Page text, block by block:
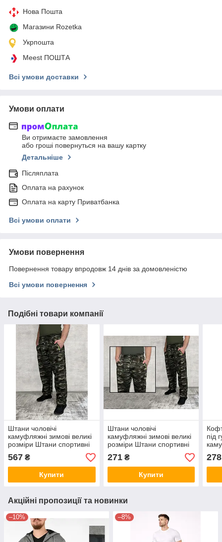
Нова Пошта
Магазини Rozetka
Укрпошта
Meest ПОШТА
Всі умови доставки
Умови оплати
Ви отримаєте замовлення
або гроші повернуться на вашу картку
Детальніше
Післяплата
Оплата на рахунок
Оплата на карту Приватбанка
Всі умови оплати
Умови повернення
Повернення товару впродовж 14 днів за домовленістю
Всі умови повернення
Подібні товари компанії
Штани чоловічі
камуфляжні зимові великі
розміри Штани спортивні
теплі Tovta — батал 4XL
567 ₴
Купити
Штани чоловічі
камуфляжні зимові великі
розміри Штани спортивні
теплі Tovta — батал 4XL
— 8XL
271₴
Купити
під
278
Акційні пропозиції та новинки
–10% –8%